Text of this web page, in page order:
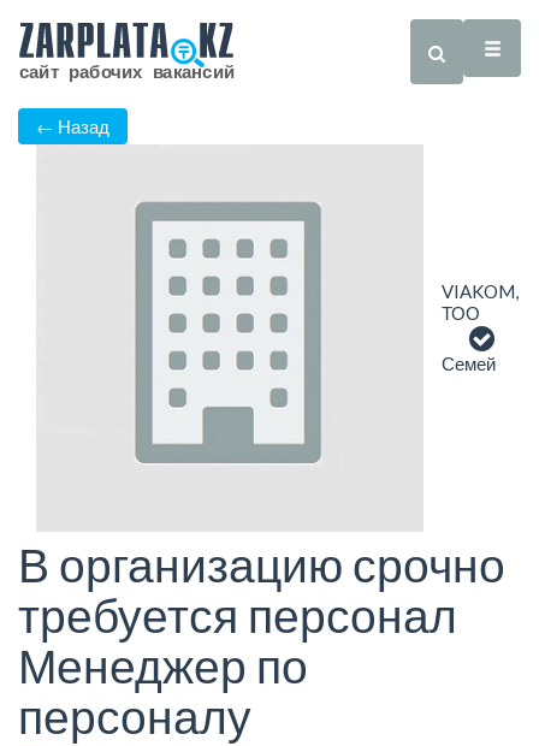
← Назад
VIAKOM,
ТОО
Семей
В организацию срочно
требуется персонал
Менеджер по
персоналу